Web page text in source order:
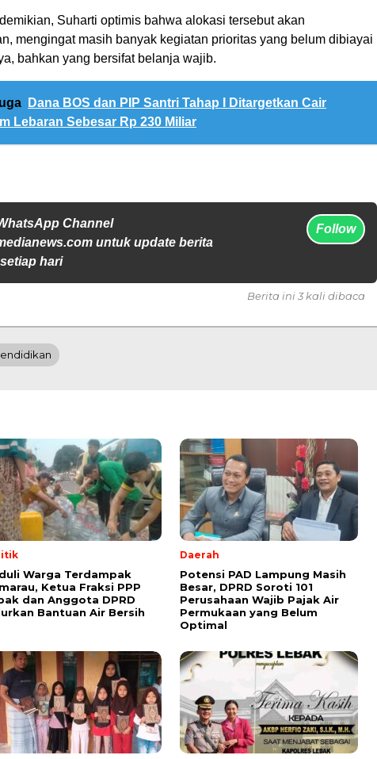
Suharti optimis bahwa alokasi tersebut akan
mengingat masih banyak kegiatan prioritas yang belum dibiayai
bahkan yang bersifat belanja wajib.
Dana BOS dan PIP Santri Tahap I Ditargetkan Cair
Lebaran Sebesar Rp 230 Miliar
Channel
untuk update berita
hari
Follow
Berita ini 3 kali dibaca
Warga Terdampak
Ketua Fraksi PPP
dan Anggota DPRD
Bantuan Air Bersih
Daerah
Potensi PAD Lampung Masih
Besar, DPRD Soroti 101
Perusahaan Wajib Pajak Air
Permukaan yang Belum
Optimal